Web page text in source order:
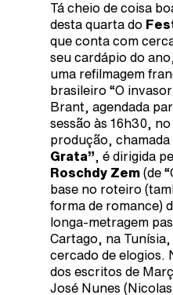
Tá cheio de coisa
desta quarta do
que conta com
seu cardápio do
uma refilmagem
brasileiro “O
Brant, agendada
sessão às 16h30,
produção, chamada
Grata” , é dirigida
Roschdy Zem (de
base no roteiro
forma de romance)
longa-metragem
Cartago, na
cercado de elogios.
dos escritos de
José Nunes